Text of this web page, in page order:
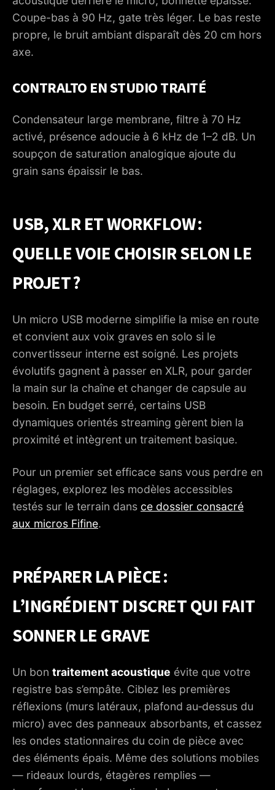
Coupe-bas à 90 Hz, gate très léger. Le bas reste
propre, le bruit ambiant disparaît dès 20 cm hors
axe.
CONTRALTO EN STUDIO TRAITÉ
Condensateur large membrane, filtre à 70 Hz
activé, présence adoucie à 6 kHz de 1–2 dB. Un
soupçon de saturation analogique ajoute du
grain sans épaissir le bas.
USB, XLR ET WORKFLOW :
QUELLE VOIE CHOISIR SELON LE
PROJET ?
Un micro USB moderne simplifie la mise en route
et convient aux voix graves en solo si le
convertisseur interne est soigné. Les projets
évolutifs gagnent à passer en XLR, pour garder
la main sur la chaîne et changer de capsule au
besoin. En budget serré, certains USB
dynamiques orientés streaming gèrent bien la
proximité et intègrent un traitement basique.
Pour un premier set efficace sans vous perdre en
réglages, explorez les modèles accessibles
testés sur le terrain dans ce dossier consacré
aux micros Fifine.
PRÉPARER LA PIÈCE :
L’INGRÉDIENT DISCRET QUI FAIT
SONNER LE GRAVE
Un bon traitement acoustique évite que votre
registre bas s’empâte. Ciblez les premières
réflexions (murs latéraux, plafond au‑dessus du
micro) avec des panneaux absorbants, et cassez
les ondes stationnaires du coin de pièce avec
des éléments épais. Même des solutions mobiles
— rideaux lourds, étagères remplies —